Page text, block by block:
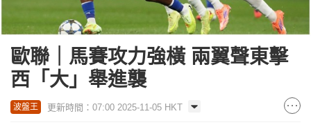
歐聯｜馬賽攻力強橫 兩翼聲東擊
西「大」舉進襲
波盤王 更新時間：07:00 2025-11-05 HKT